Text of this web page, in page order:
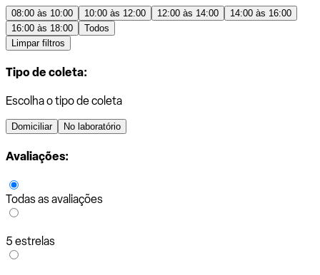
08:00 às 10:00 10:00 às 12:00 12:00 às 14:00
14:00 às 16:00
16:00 às 18:00
Todos
Limpar filtros
Tipo de coleta:
Escolha o tipo de coleta
Domiciliar No laboratório
Avaliações:
Todas as avaliações
5 estrelas